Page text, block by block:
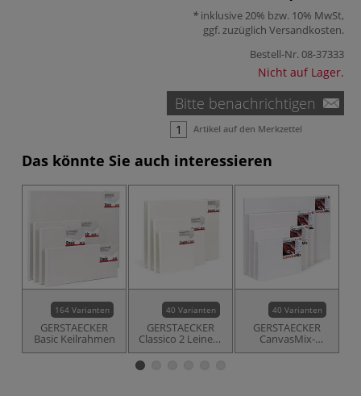
inklusive 20% bzw. 10% MwSt,
ggf. zuzüglich Versandkosten.
Bestell-Nr.08-37333
Nicht auf Lager.
Bitte benachrichtigen
Artikel auf den Merkzettel
Das könnte Sie auch interessieren
164 Varianten
GERSTAECKER
Basic Keilrahmen
40 Varianten
GERSTAECKER
Classico 2 Leinen-
Keilrahmen
40 Varianten
GERSTAECKER
CanvasMix-
Keilrahmen